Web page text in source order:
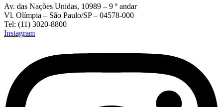
Av. das Nações Unidas, 10989 – 9 º andar
Vl. Olímpia – São Paulo/SP – 04578-000
Tel: (11) 3020-8800
Instagram